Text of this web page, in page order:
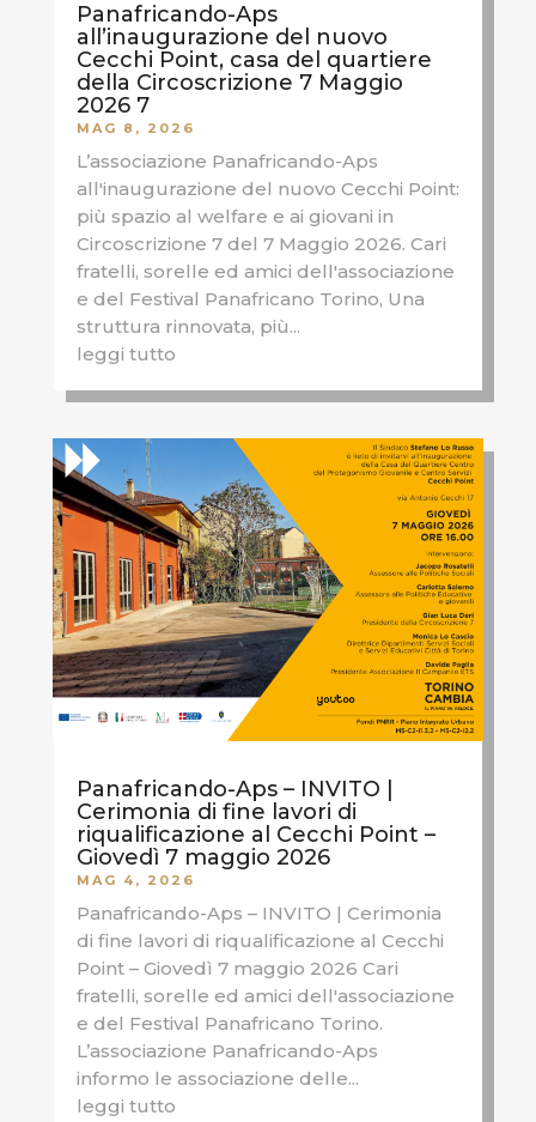
Panafricando-Aps
all’inaugurazione del nuovo
Cecchi Point, casa del quartiere
della Circoscrizione 7 Maggio
2026 7
MAG 8, 2026
L’associazione Panafricando-Aps
all'inaugurazione del nuovo Cecchi Point:
più spazio al welfare e ai giovani in
Circoscrizione 7 del 7 Maggio 2026. Cari
fratelli, sorelle ed amici dell'associazione
e del Festival Panafricano Torino, Una
struttura rinnovata, più...
leggi tutto
Panafricando-Aps – INVITO |
Cerimonia di fine lavori di
riqualificazione al Cecchi Point –
Giovedì 7 maggio 2026
MAG 4, 2026
Panafricando-Aps – INVITO | Cerimonia
di fine lavori di riqualificazione al Cecchi
Point – Giovedì 7 maggio 2026 Cari
fratelli, sorelle ed amici dell'associazione
e del Festival Panafricano Torino.
L’associazione Panafricando-Aps
informo le associazione delle...
leggi tutto